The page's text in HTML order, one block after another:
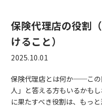
保険代理店の役割
けること）
2025.10.01
保険代理店とは何か──この
人」と答える方もいるかも
に果たすべき役割は、もっ